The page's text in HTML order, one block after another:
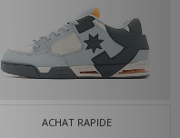
ACHAT RAPIDE